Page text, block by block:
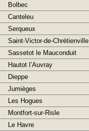
Bolbec
Canteleu
Serqueux
Saint-Victor-de-Chrétienville
Sassetot le Mauconduit
Hautot l’Auvray
Dieppe
Jumièges
Les Hogues
Montfort-sur-Risle
Le Havre